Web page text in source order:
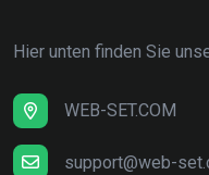
Hier unten finden Sie
WEB-SET.COM
support@web-